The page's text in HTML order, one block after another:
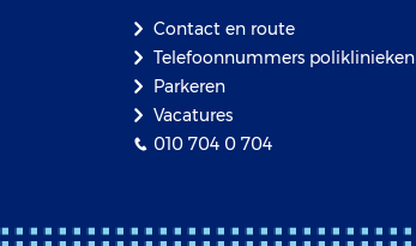
Contact en route
Telefoonnummers poliklinieken
Parkeren
Vacatures
010 704 0 704